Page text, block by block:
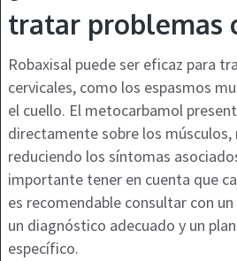
tratar problemas
Robaxisal puede ser eficaz para
cervicales, como los espasmos
el cuello. El metocarbamol
directamente sobre los músculos,
reduciendo los síntomas
importante tener en cuenta que
es recomendable consultar con
un diagnóstico adecuado y un
específico.